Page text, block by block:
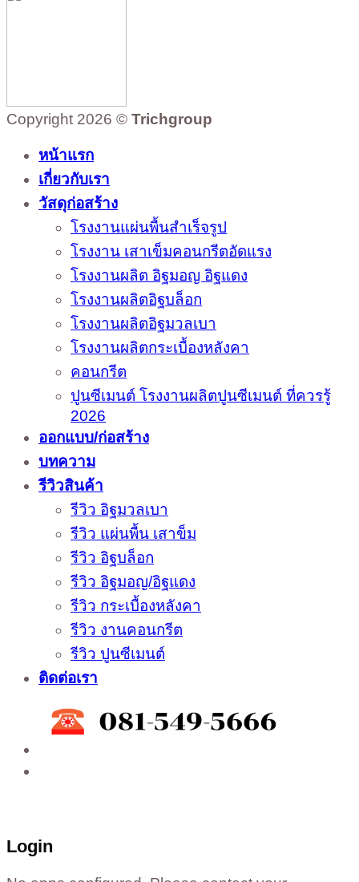
Copyright 2026 © Trichgroup
หน้าแรก
เกี่ยวกับเรา
วัสดุก่อสร้าง
โรงงานแผ่นพื้นสำเร็จรูป
โรงงาน เสาเข็มคอนกรีตอัดแรง
โรงงานผลิต อิฐมอญ อิฐแดง
โรงงานผลิตอิฐบล็อก
โรงงานผลิตอิฐมวลเบา
โรงงานผลิตกระเบื้องหลังคา
คอนกรีต
ปูนซีเมนต์ โรงงานผลิตปูนซีเมนต์ ที่ควรรู้
2026
ออกแบบ/ก่อสร้าง
บทความ
รีวิวสินค้า
รีวิว อิฐมวลเบา
รีวิว แผ่นพื้น เสาข็ม
รีวิว อิฐบล็อก
รีวิว อิฐมอญ/อิฐแดง
รีวิว กระเบื้องหลังคา
รีวิว งานคอนกรีต
รีวิว ปูนซีเมนต์
ติดต่อเรา
Login